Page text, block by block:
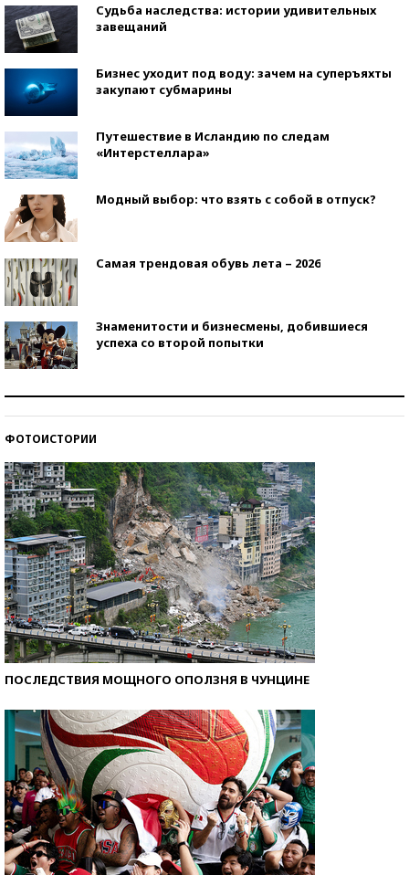
Судьба наследства: истории удивительных
завещаний
Бизнес уходит под воду: зачем на суперъяхты
закупают субмарины
Путешествие в Исландию по следам
«Интерстеллара»
Модный выбор: что взять с собой в отпуск?
Самая трендовая обувь лета – 2026
Знаменитости и бизнесмены, добившиеся
успеха со второй попытки
ФОТОИСТОРИИ
ПОСЛЕДСТВИЯ МОЩНОГО ОПОЛЗНЯ В ЧУНЦИНЕ